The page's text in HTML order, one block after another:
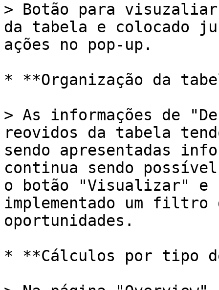
> Botão para
da tabela e colocado
ações no pop-up.
* **Organização da
> As informações de
reovidos da tabela
sendo apresentadas
continua sendo
o botão "Visualizar" e
implementado um
oportunidades.
* **Cálculos por tipo